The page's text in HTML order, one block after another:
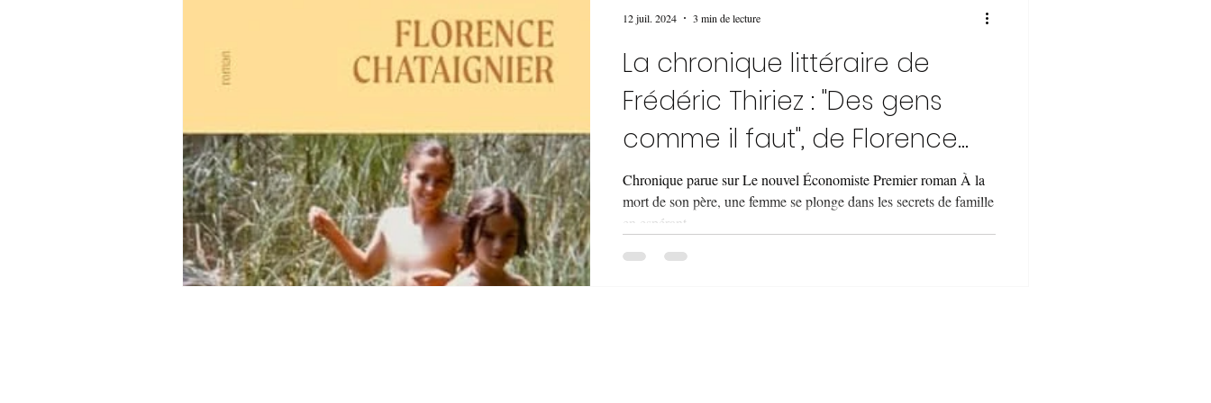
La chronique littéraire de
Frédéric Thiriez : "Des gens
comme il faut", de Florence
Chataigner
Chronique parue sur Le nouvel Économiste Premier roman À la
mort de son père, une femme se plonge dans les secrets de famille
en espérant...
12 juil. 2024 3 min de lecture